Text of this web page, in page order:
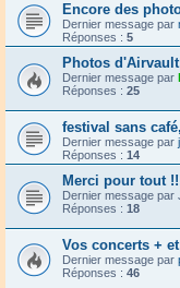
Encore des
Dernier message par
Réponses : 5
Photos
Dernier message par
Réponses : 25
festival sans
Dernier message par
Réponses : 14
Merci pour tout
Dernier message par
Réponses : 18
Vos concerts +
Dernier message par
Réponses : 46